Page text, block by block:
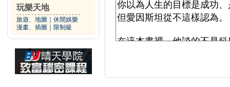
玩樂天地
旅遊、地圖
休閒娛樂
漫畫、插圖
限制級